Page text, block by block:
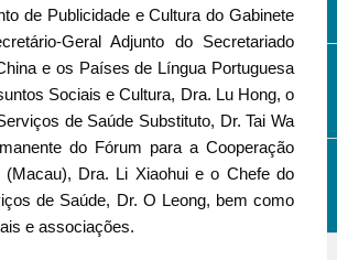
de Publicidade e Cultura do Gabinete
Geral Adjunto do Secretariado
e os Países de Língua Portuguesa
Sociais e Cultura, Dra. Lu Hong, o
de Saúde Substituto, Dr. Tai Wa
do Fórum para a Cooperação
Dra. Li Xiaohui e o Chefe do
de Saúde, Dr. O Leong, bem como
e associações.